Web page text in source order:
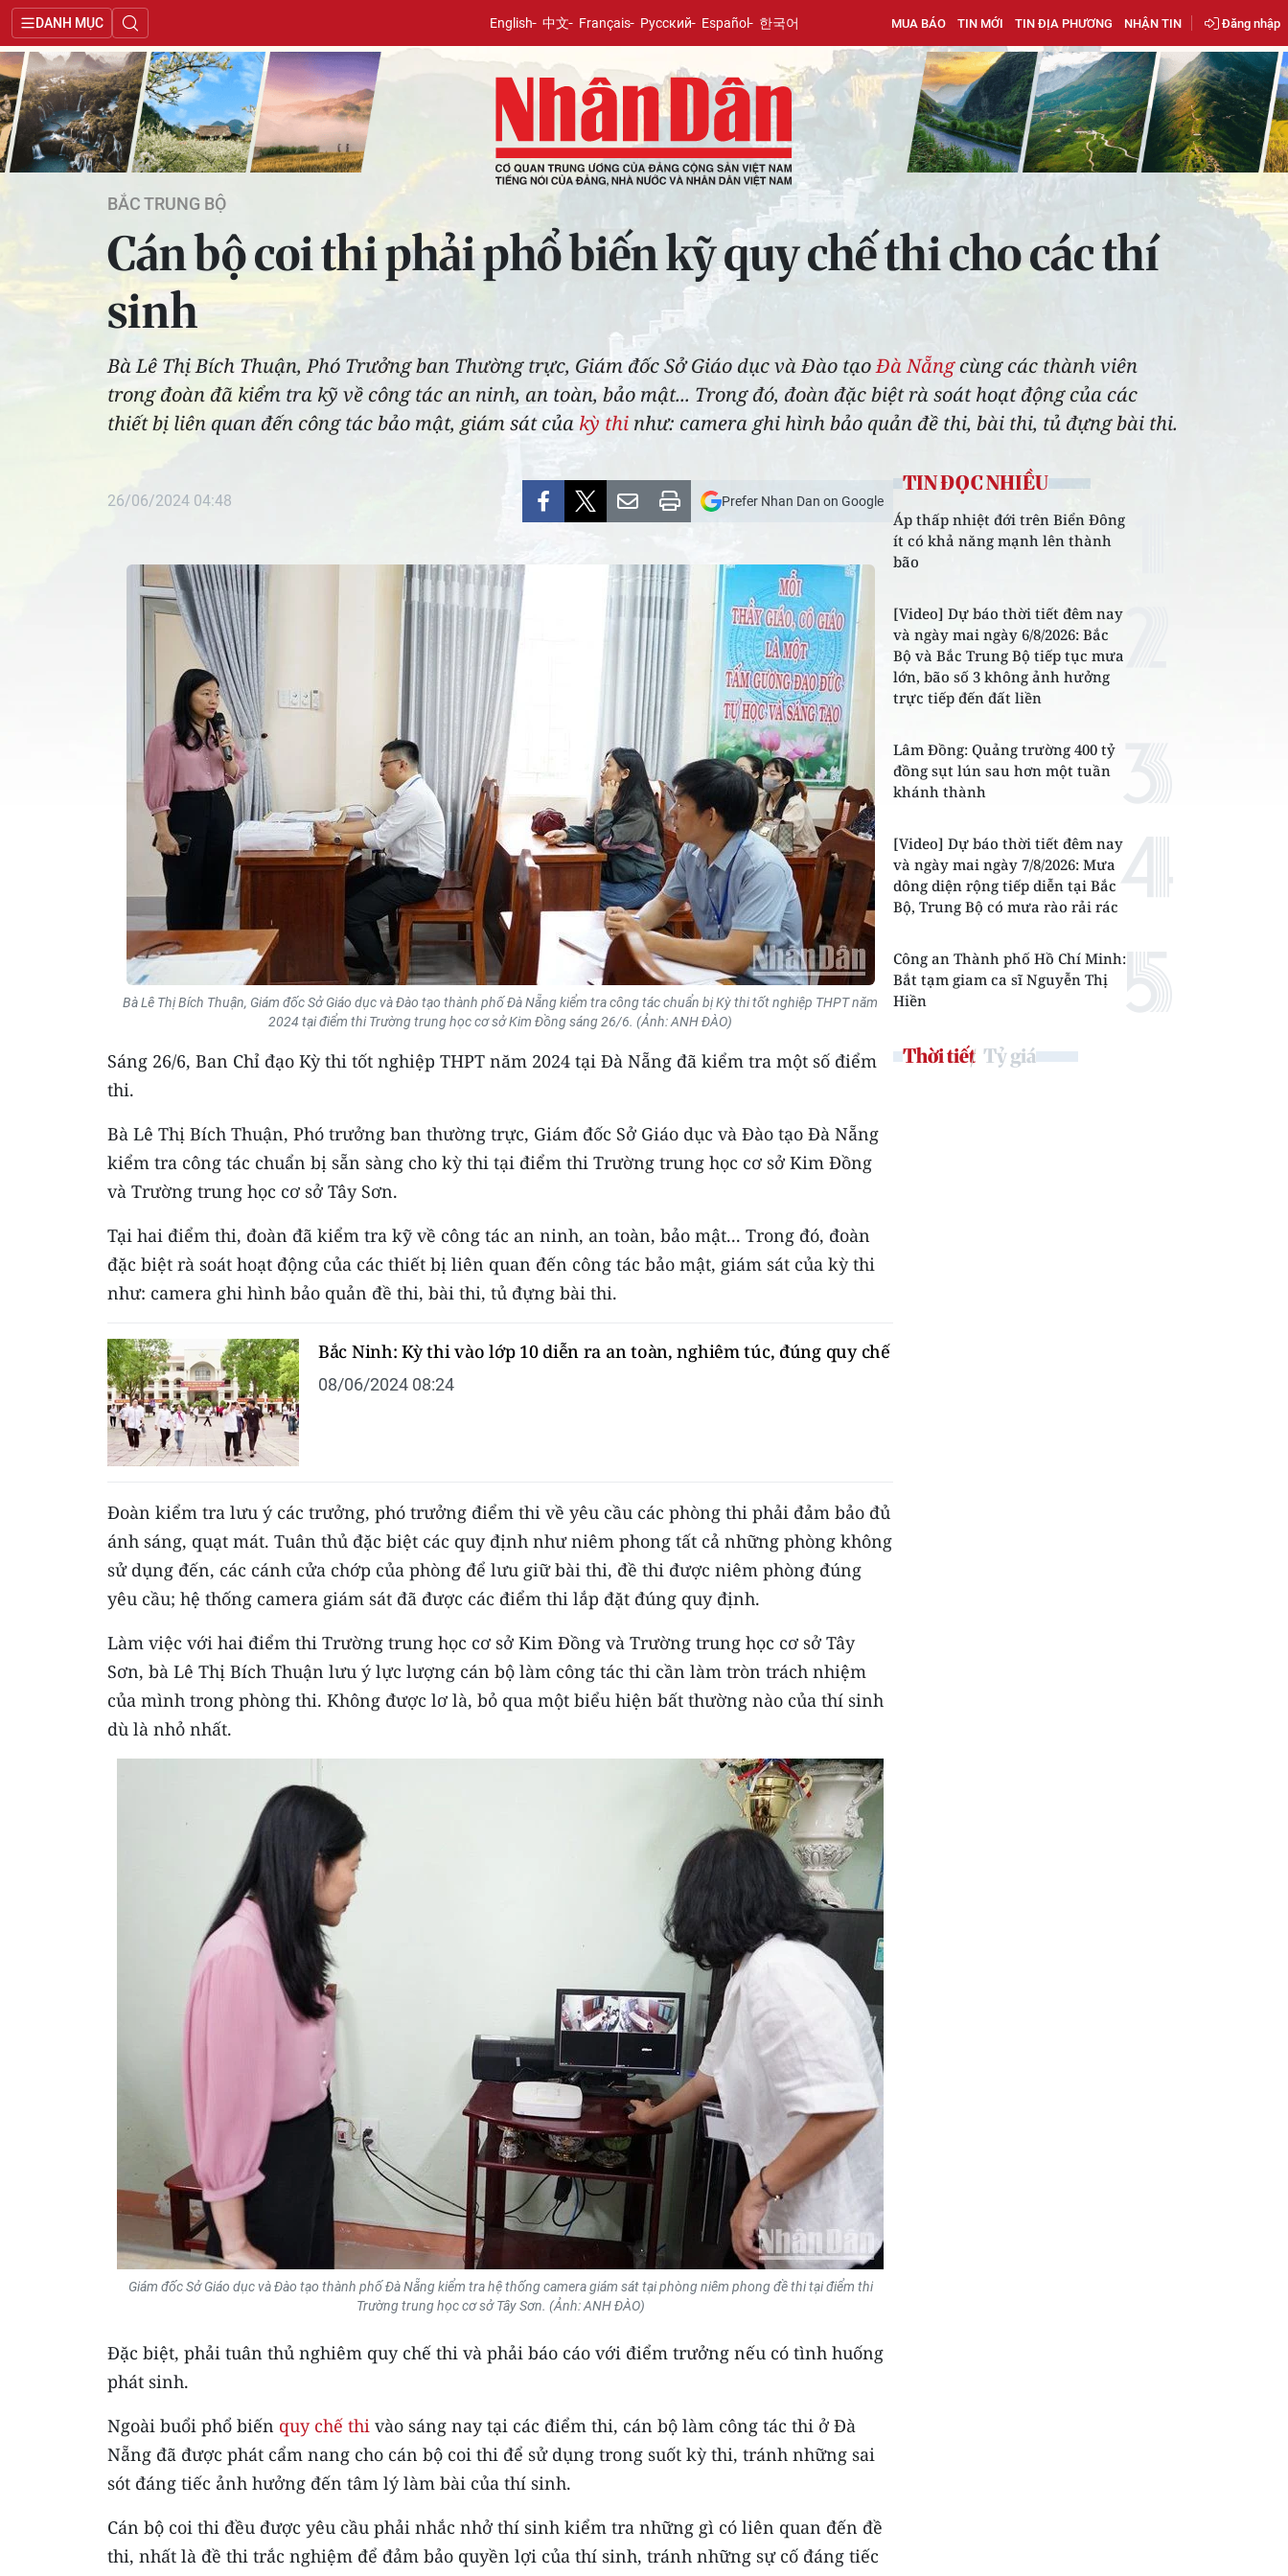
DANH MỤC English 中文 Français Русский Español 한국어 MUA BÁO TIN MỚI TIN ĐỊA PHƯƠNG NHẬN TIN Đăng nhập
BẮC TRUNG BỘ
Cán bộ coi thi phải phổ biến kỹ quy chế thi cho các thí
sinh
Bà Lê Thị Bích Thuận, Phó Trưởng ban Thường trực, Giám đốc Sở Giáo dục và Đào tạoĐà Nẵngcùng các thành viên
trong đoàn đã kiểm tra kỹ về công tác an ninh, an toàn, bảo mật... Trong đó, đoàn đặc biệt rà soát hoạt động của các
thiết bị liên quan đến công tác bảo mật, giám sát của kỳ thi như: camera ghi hình bảo quản đề thi, bài thi, tủ đựng bài thi.
26/06/2024 04:48 Prefer Nhan Dan on Google
Bà Lê Thị Bích Thuận, Giám đốc Sở Giáo dục và Đào tạo thành phố Đà Nẵng kiểm tra công tác chuẩn bị Kỳ thi tốt nghiệp THPT năm
2024 tại điểm thi Trường trung học cơ sở Kim Đồng sáng 26/6. (Ảnh: ANH ĐÀO)
Sáng 26/6, Ban Chỉ đạo Kỳ thi tốt nghiệp THPT năm 2024 tại Đà Nẵng đã kiểm tra một số điểm
thi.
Bà Lê Thị Bích Thuận, Phó trưởng ban thường trực, Giám đốc Sở Giáo dục và Đào tạo Đà Nẵng
kiểm tra công tác chuẩn bị sẵn sàng cho kỳ thi tại điểm thi Trường trung học cơ sở Kim Đồng
và Trường trung học cơ sở Tây Sơn.
Tại hai điểm thi, đoàn đã kiểm tra kỹ về công tác an ninh, an toàn, bảo mật... Trong đó, đoàn
đặc biệt rà soát hoạt động của các thiết bị liên quan đến công tác bảo mật, giám sát của kỳ thi
như: camera ghi hình bảo quản đề thi, bài thi, tủ đựng bài thi.
Bắc Ninh: Kỳ thi vào lớp 10 diễn ra an toàn, nghiêm túc, đúng quy chế
08/06/2024 08:24
Đoàn kiểm tra lưu ý các trưởng, phó trưởng điểm thi về yêu cầu các phòng thi phải đảm bảo đủ
ánh sáng, quạt mát. Tuân thủ đặc biệt các quy định như niêm phong tất cả những phòng không
sử dụng đến, các cánh cửa chớp của phòng để lưu giữ bài thi, đề thi được niêm phòng đúng
yêu cầu; hệ thống camera giám sát đã được các điểm thi lắp đặt đúng quy định.
Làm việc với hai điểm thi Trường trung học cơ sở Kim Đồng và Trường trung học cơ sở Tây
Sơn, bà Lê Thị Bích Thuận lưu ý lực lượng cán bộ làm công tác thi cần làm tròn trách nhiệm
của mình trong phòng thi. Không được lơ là, bỏ qua một biểu hiện bất thường nào của thí sinh
dù là nhỏ nhất.
Giám đốc Sở Giáo dục và Đào tạo thành phố Đà Nẵng kiểm tra hệ thống camera giám sát tại phòng niêm phong đề thi tại điểm thi
Trường trung học cơ sở Tây Sơn. (Ảnh: ANH ĐÀO)
Đặc biệt, phải tuân thủ nghiêm quy chế thi và phải báo cáo với điểm trưởng nếu có tình huống
phát sinh.
Ngoài buổi phổ biến quy chế thi vào sáng nay tại các điểm thi, cán bộ làm công tác thi ở Đà
Nẵng đã được phát cẩm nang cho cán bộ coi thi để sử dụng trong suốt kỳ thi, tránh những sai
sót đáng tiếc ảnh hưởng đến tâm lý làm bài của thí sinh.
Cán bộ coi thi đều được yêu cầu phải nhắc nhở thí sinh kiểm tra những gì có liên quan đến đề
thi, nhất là đề thi trắc nghiệm để đảm bảo quyền lợi của thí sinh, tránh những sự cố đáng tiếc
TIN ĐỌC NHIỀU
Áp thấp nhiệt đới trên Biển Đông
ít có khả năng mạnh lên thành
bão
[Video] Dự báo thời tiết đêm nay
và ngày mai ngày 6/8/2026: Bắc
Bộ và Bắc Trung Bộ tiếp tục mưa
lớn, bão số 3 không ảnh hưởng
trực tiếp đến đất liền
Lâm Đồng: Quảng trường 400 tỷ
đồng sụt lún sau hơn một tuần
khánh thành
[Video] Dự báo thời tiết đêm nay
và ngày mai ngày 7/8/2026: Mưa
dông diện rộng tiếp diễn tại Bắc
Bộ, Trung Bộ có mưa rào rải rác
Công an Thành phố Hồ Chí Minh:
Bắt tạm giam ca sĩ Nguyễn Thị
Hiền
Thời tiết Tỷ giá